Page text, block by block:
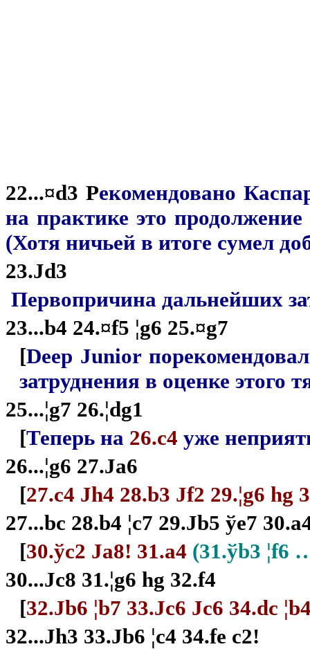
22...¤d3 Рекомендовано
на практике это
(Хотя ничьей в итоге сумел
23.Јd3
Первопричина дальнейших
23...b4 24.¤f5 ¦g6 25.¤g7
[Deep Junior
затруднения в оценке этого
25...¦g7 26.¦dg1
[Теперь на 26.c4 уже
26...¦g6 27.Јa6
[27.c4 Јh4 28.b3 Јf2 29.¦g6 hg
27...bc 28.b4 ¦c7 29.Јb5 ўe7
[30.ўc2 Јa8! 31.a4 (31.ўb3 ¦f6
30...Јc8 31.¦g6 hg 32.f4
[32.Јb6 ¦b7 33.Јc6 Јc6 34.dc
32...Јh3 33.Јb6 ¦c4 34.fe c2!